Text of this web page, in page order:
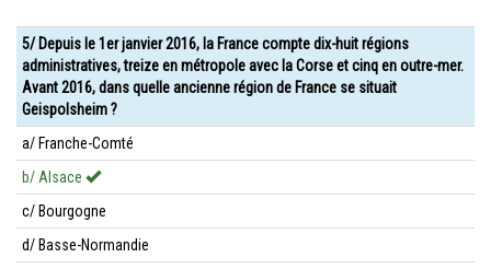
5/ Depuis le 1er janvier 2016, la France compte dix-huit régions
administratives, treize en métropole avec la Corse et cinq en outre-mer.
Avant 2016, dans quelle ancienne région de France se situait
Geispolsheim ?
a/ Franche-Comté
b/ Alsace
c/ Bourgogne
d/ Basse-Normandie